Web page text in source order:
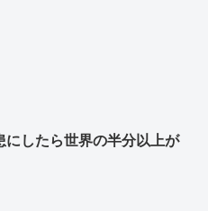
したら世界の半分以上が